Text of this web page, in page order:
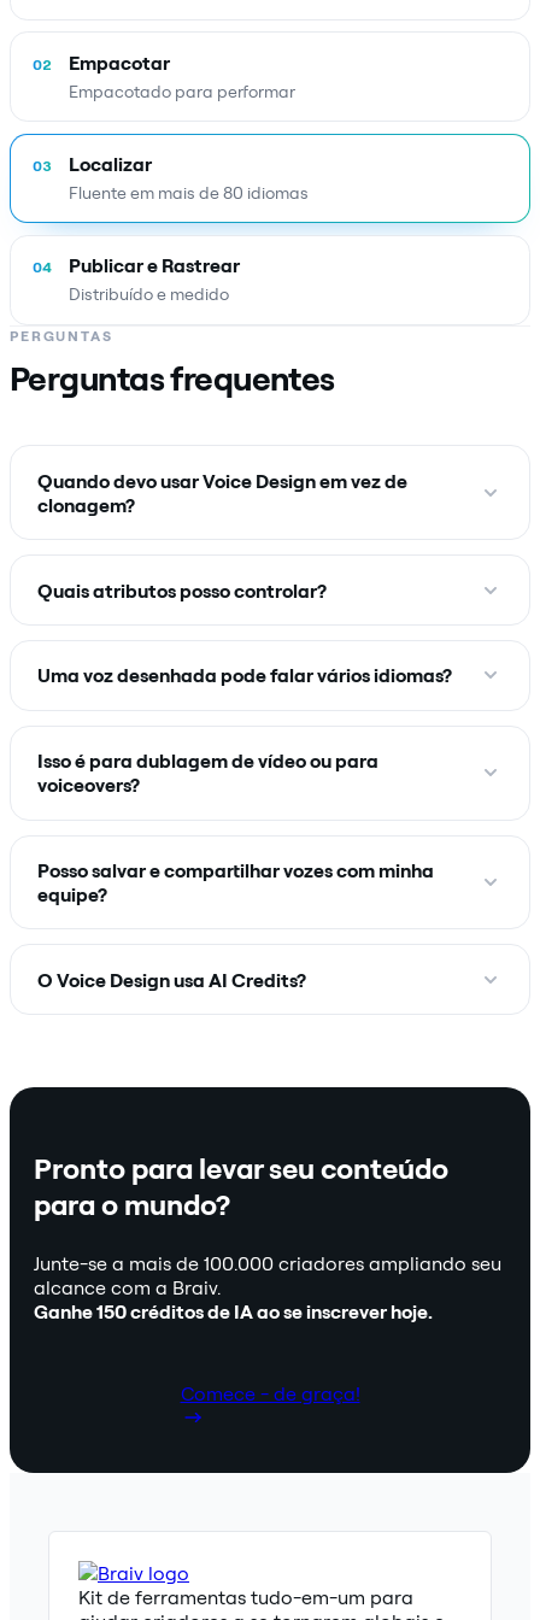
02 Empacotar
Empacotado para performar
03 Localizar
Fluente em mais de 80 idiomas
04 Publicar e Rastrear
Distribuído e medido
PERGUNTAS
Perguntas frequentes
Quando devo usar Voice Design em vez de
clonagem?
Quais atributos posso controlar?
Uma voz desenhada pode falar vários idiomas?
Isso é para dublagem de vídeo ou para
voiceovers?
Posso salvar e compartilhar vozes com minha
equipe?
O Voice Design usa AI Credits?
Pronto para levar seu conteúdo
para o mundo?
Junte-se a mais de 100.000 criadores ampliando seu
alcance com a Braiv.
Ganhe 150 créditos de IA ao se inscrever hoje.
Comece - de graça!
Kit de ferramentas tudo-em-um para